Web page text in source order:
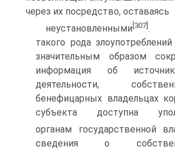
через их посредство, оставаясь
неустановленными [307].
такого рода
значительным образом
информация об
деятельности,
бенефицарных владельцах
субъекта доступна
органам государственной
сведения о